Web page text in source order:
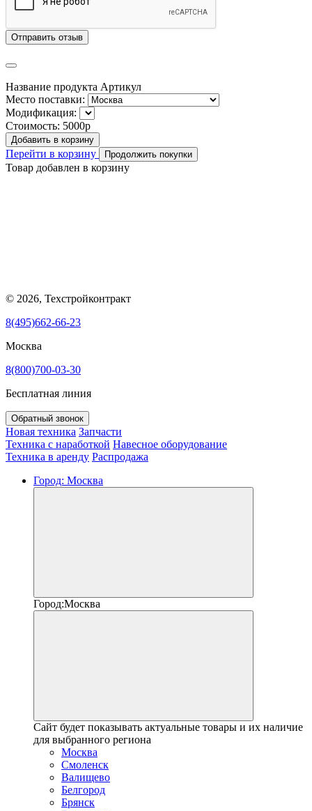
Отправить отзыв
Название продукта Артикул
Место поставки:
Модификация:
Стоимость: 5000р
Добавить в корзину
Перейти в корзину Продолжить покупки
Товар добавлен в корзину
© 2026, Техстройконтракт
8(495)662-66-23
Москва
8(800)700-03-30
Бесплатная линия
Обратный звонок
Новая техника Запчасти
Техника с наработкой Навесное оборудование
Техника в аренду Распродажа
Город: Москва
Город:Москва
Сайт будет показывать актуальные товары и их наличие
для выбранного региона
Москва
Смоленск
Валищево
Белгород
Брянск